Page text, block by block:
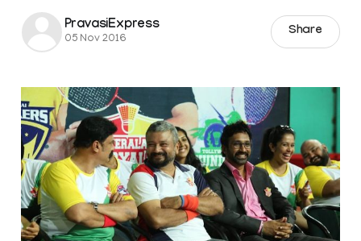
PravasiExpress
05 Nov 2016
Share